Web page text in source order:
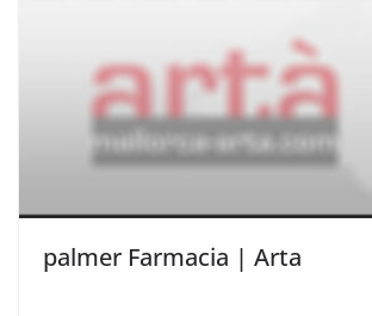
palmer Farmacia | Arta